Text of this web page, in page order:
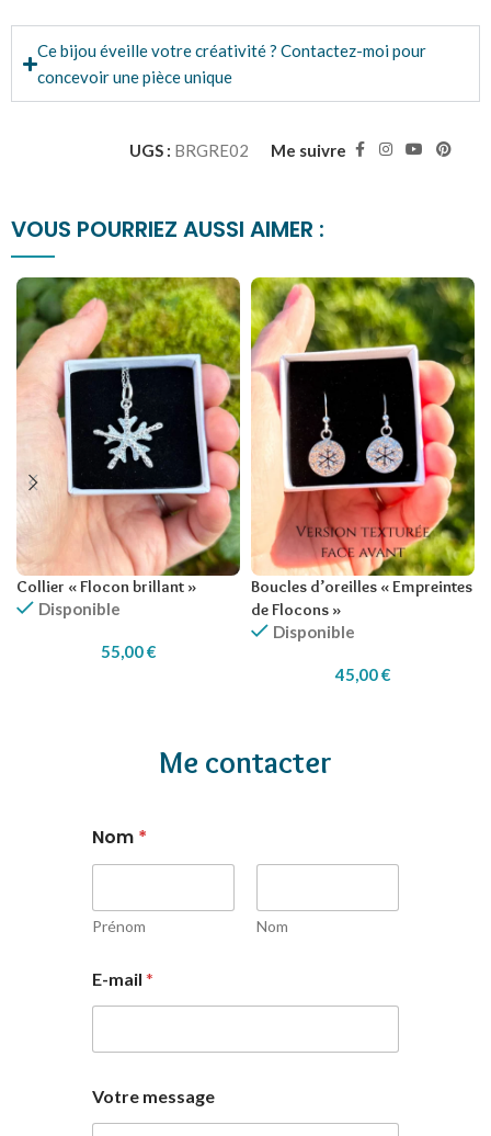
Ce bijou éveille votre créativité ? Contactez-moi pour
concevoir une pièce unique
UGS : BRGRE02 Me suivre
VOUS POURRIEZ AUSSI AIMER :
Collier « Flocon brillant »
Disponible
55,00€
Boucles d’oreilles « Empreintes
de Flocons »
Disponible
45,00€
Me contacter
Nom *
Prénom Nom
E-mail *
Votre message